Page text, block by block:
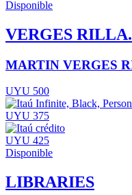
Disponible
VERGES
MARTIN VERGES
UYU 500
UYU 375
UYU 425
Disponible
LIBRARIES